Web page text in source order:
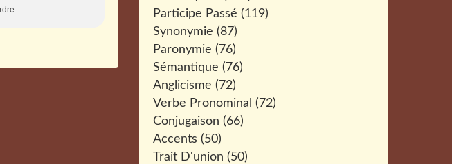
Participe Passé (119)
Synonymie (87)
Paronymie (76)
Sémantique (76)
Anglicisme (72)
Verbe Pronominal (72)
Conjugaison (66)
Accents (50)
Trait D'union (50)